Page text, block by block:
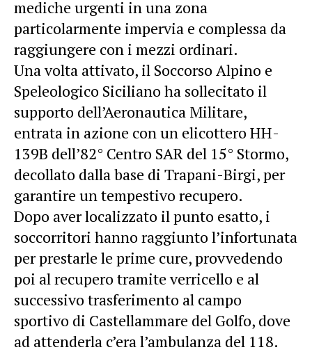
mediche urgenti in una zona
particolarmente impervia e complessa da
raggiungere con i mezzi ordinari.
Una volta attivato, il Soccorso Alpino e
Speleologico Siciliano ha sollecitato il
supporto dell’Aeronautica Militare,
entrata in azione con un elicottero HH-
139B dell’82° Centro SAR del 15° Stormo,
decollato dalla base di Trapani-Birgi, per
garantire un tempestivo recupero.
Dopo aver localizzato il punto esatto, i
soccorritori hanno raggiunto l’infortunata
per prestarle le prime cure, provvedendo
poi al recupero tramite verricello e al
successivo trasferimento al campo
sportivo di Castellammare del Golfo, dove
ad attenderla c’era l’ambulanza del 118.